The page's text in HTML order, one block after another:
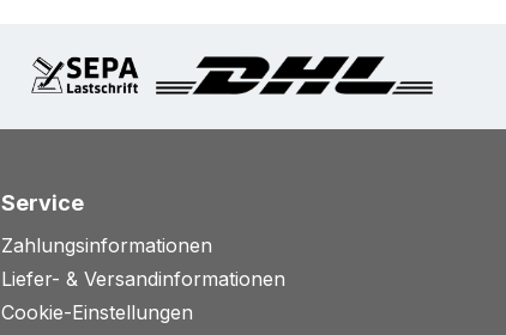
Service
Zahlungsinformationen
Liefer- & Versandinformationen
Cookie-Einstellungen